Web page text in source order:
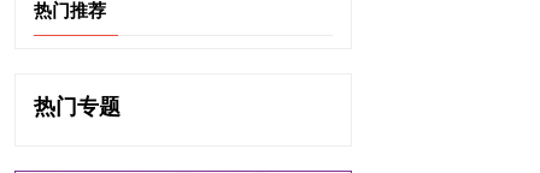
热门推荐
热门专题